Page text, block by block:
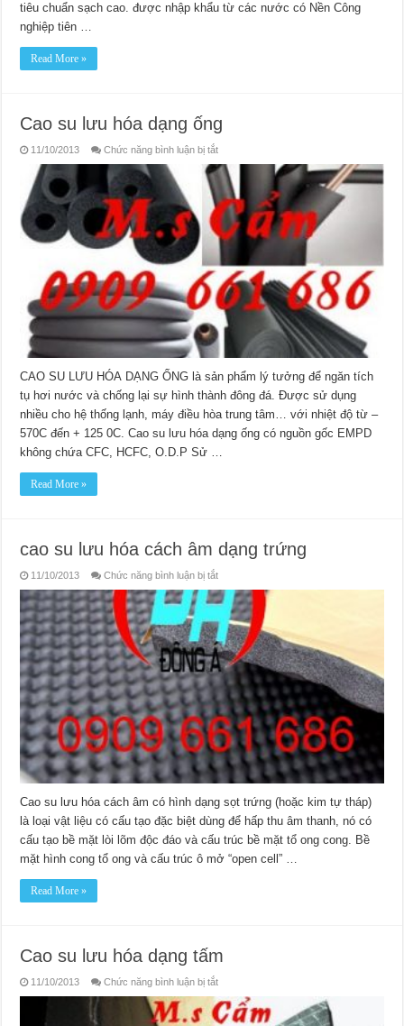
tiêu chuẩn sạch cao. được nhập khẩu từ các nước có Nền Công
nghiệp tiên …
Read More »
Cao su lưu hóa dạng ống
11/10/2013 Chức năng bình luận bị tắtở
su
lưu
hóa
dạng
ống
CAO SU LƯU HÓA DẠNG ỐNG là sản phẩm lý tưởng để ngăn tích
tụ hơi nước và chống lại sự hình thành đông đá. Được sử dụng
nhiều cho hệ thống lạnh, máy điều hòa trung tâm… với nhiệt độ từ –
570C đến + 125 0C. Cao su lưu hóa dạng ống có nguồn gốc EMPD
không chứa CFC, HCFC, O.D.P Sử …
Read More »
cao su lưu hóa cách âm dạng trứng
11/10/2013 Chức năng bình luận bị tắtở
su
lưu
hóa
cách
âm
dạng
trứng
Cao su lưu hóa cách âm có hình dạng sọt trứng (hoặc kim tự tháp)
là loại vật liệu có cấu tạo đặc biệt dùng để hấp thu âm thanh, nó có
cấu tạo bề mặt lòi lõm độc đáo và cấu trúc bề mặt tổ ong cong. Bề
mặt hình cong tổ ong và cấu trúc ô mở “open cell” …
Read More »
Cao su lưu hóa dạng tấm
11/10/2013 Chức năng bình luận bị tắtở
su
lưu